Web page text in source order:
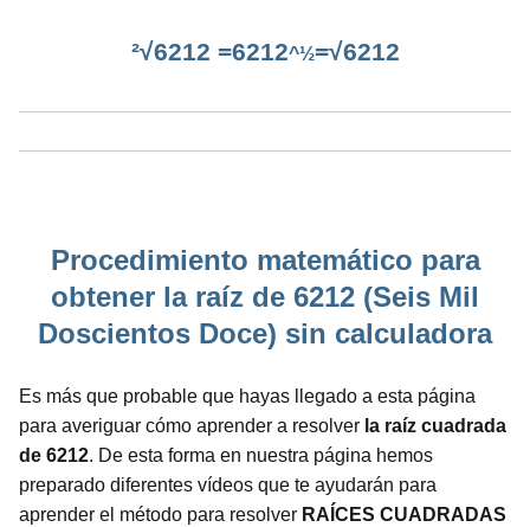
²√6212 =6212^½=√6212
Procedimiento matemático para
obtener la raíz de 6212 (Seis Mil
Doscientos Doce) sin calculadora
Es más que probable que hayas llegado a esta página
para averiguar cómo aprender a resolver la raíz cuadrada
de 6212. De esta forma en nuestra página hemos
preparado diferentes vídeos que te ayudarán para
aprender el método para resolver RAÍCES CUADRADAS